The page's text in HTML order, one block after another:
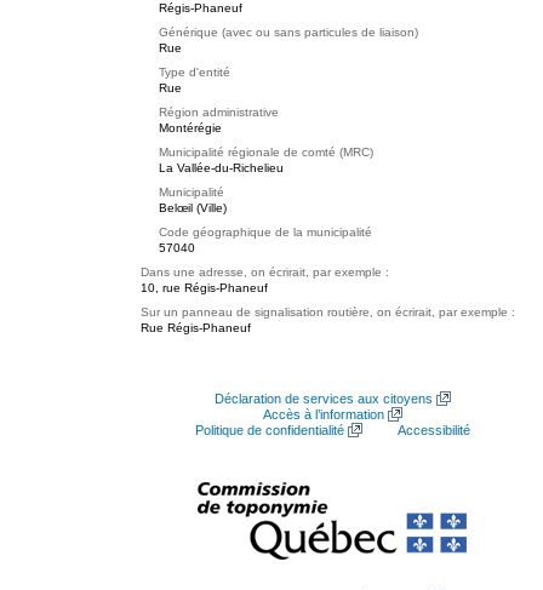
Régis-Phaneuf
Générique (avec ou sans particules de liaison)
Rue
Type d'entité
Rue
Région administrative
Montérégie
Municipalité régionale de comté (MRC)
La Vallée-du-Richelieu
Municipalité
Belœil (Ville)
Code géographique de la municipalité
57040
Dans une adresse, on écrirait, par exemple :
10, rue Régis-Phaneuf
Sur un panneau de signalisation routière, on écrirait, par exemple :
Rue Régis-Phaneuf
Déclaration de services aux citoyens
Accès à l’information
Politique de confidentialité
Accessibilité